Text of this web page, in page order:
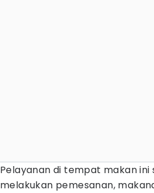
Pelayanan di tempat makan
melakukan pemesanan,